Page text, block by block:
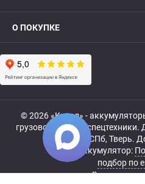
О ПОКУПКЕ
© 2026 «Катод» -
грузовой, мото- и спецтехники.
МСК, СПб, Тверь.
Купить аккумулятор:
подбор по
Все права